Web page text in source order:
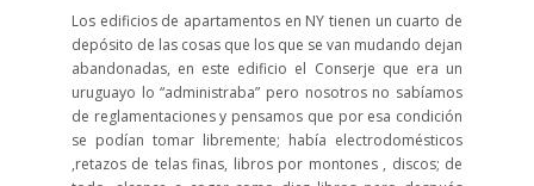
Los edificios de apartamentos en NY tienen un cuarto de
depósito de las cosas que los que se van mudando dejan
abandonadas, en este edificio el Conserje que era un
uruguayo lo “administraba” pero nosotros no sabíamos
de reglamentaciones y pensamos que por esa condición
se podían tomar libremente; había electrodomésticos
,retazos de telas finas, libros por montones , discos; de